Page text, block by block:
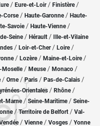
/ Eure-et-Loir / Finistère/
Corse/ Haute-Garonne/ Haute-
Savoie/ Haute-Vienne/
Seine/ Hérault / Ille-et-Vilaine
/ Loir-et-Cher/ Loire/
/ Lozère / Maine-et-Loire/
Moselle/ Meuse/ Monaco /
/ Orne/Paris / Pas-de-Calais /
Orientales / Rhône/
Marne/ Seine-Maritime/ Seine-
/Territoire de Belfort / Val-
/ Vienne/ Vosges / Yonne